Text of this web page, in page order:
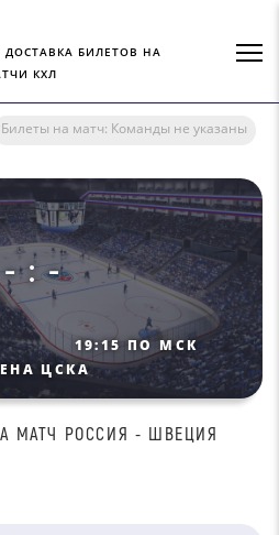
БИЛЕТОВ НА
КХЛ
Билеты на матч: Команды не указаны
- : -
19:15 ПО МСК
ЦСКА
МАТЧ РОССИЯ - ШВЕЦИЯ